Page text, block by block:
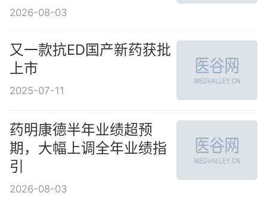
2026-08-03
又一款抗ED国产新药获批
上市
2025-07-11
药明康德半年业绩超预
期，大幅上调全年业绩指
引
2026-08-03